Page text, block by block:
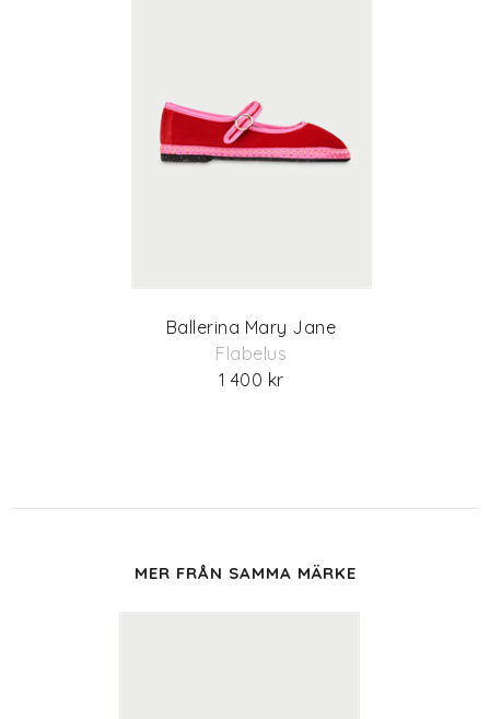
Ballerina Mary Jane
Flabelus
1 400 kr
MER FRÅN SAMMA MÄRKE